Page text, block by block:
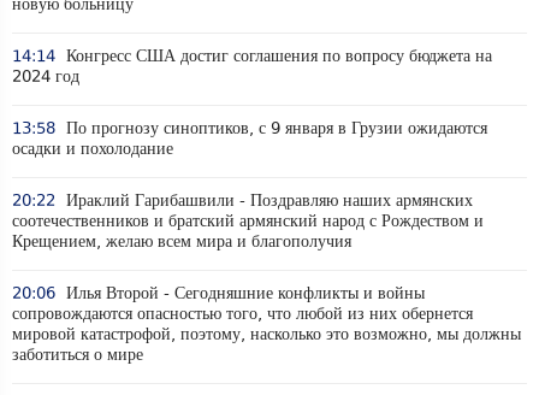
новую больницу
14:14 Конгресс США достиг соглашения по вопросу бюджета на
2024 год
13:58 По прогнозу синоптиков, с 9 января в Грузии ожидаются
осадки и похолодание
20:22
Ираклий Гарибашвили - Поздравляю наших армянских
соотечественников и братский армянский народ с Рождеством и
Крещением, желаю всем мира и благополучия
20:06 Илья Второй - Сегодняшние конфликты и войны
сопровождаются опасностью того, что любой из них обернется
мировой катастрофой, поэтому, насколько это возможно, мы должны
заботиться о мире